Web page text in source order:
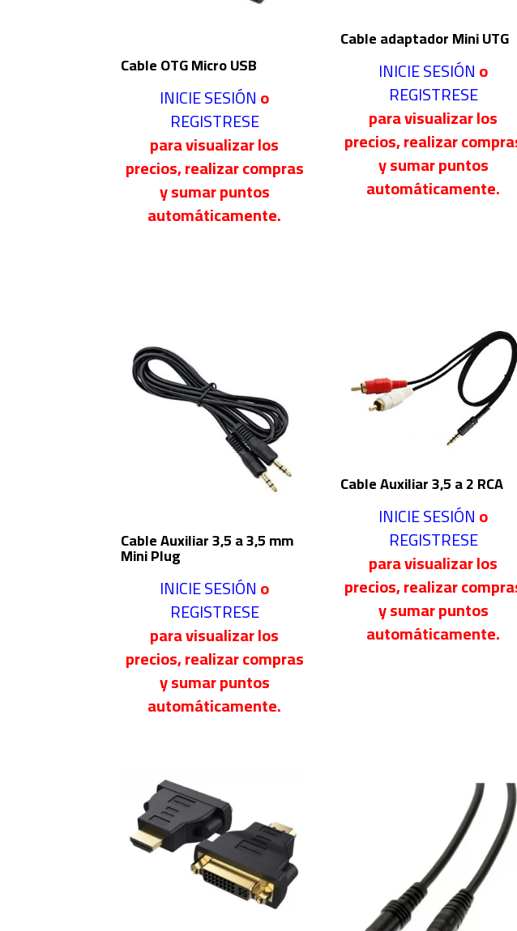
Cable OTG Micro USB
INICIE SESIÓNo
REGISTRESE
para visualizar los
precios, realizar compras
y sumar puntos
automáticamente.
Cable adaptador Mini UTG
INICIE SESIÓNo
REGISTRESE
para visualizar los
precios, realizar
y sumar puntos
automáticamente.
Cable Auxiliar 3,5 a 3,5 mm
Mini Plug
INICIE SESIÓNo
REGISTRESE
para visualizar los
precios, realizar compras
y sumar puntos
automáticamente.
Cable Auxiliar 3,5 a 2 RCA
INICIE SESIÓNo
REGISTRESE
para visualizar los
precios, realizar
y sumar puntos
automáticamente.